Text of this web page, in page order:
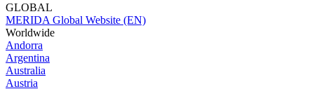
GLOBAL
MERIDA Global Website (EN)
Worldwide
Andorra
Argentina
Australia
Austria